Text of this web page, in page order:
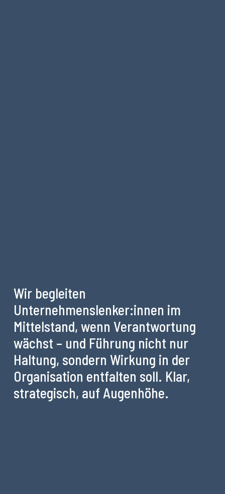
Wir begleiten
Unternehmenslenker:innen im
Mittelstand, wenn Verantwortung
wächst – und Führung nicht nur
Haltung, sondern Wirkung in der
Organisation entfalten soll. Klar,
strategisch, auf Augenhöhe.